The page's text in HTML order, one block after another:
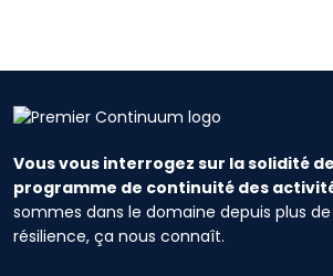
Vous vous interrogez sur la solidité
programme de continuité des
sommes dans le domaine depuis plus de
résilience, ça nous connaît.